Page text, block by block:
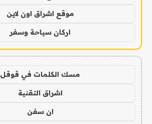
موقع اشراق اون لاين
اركان سياحة وسفر
مسك الكلمات في قوقل
اشراق التقنية
ان سفن